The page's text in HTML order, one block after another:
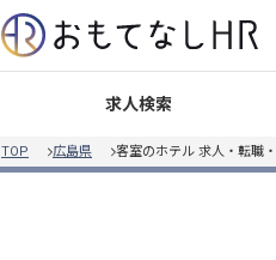
求人検索
TOP 広島県 客室のホテル 求人・転職